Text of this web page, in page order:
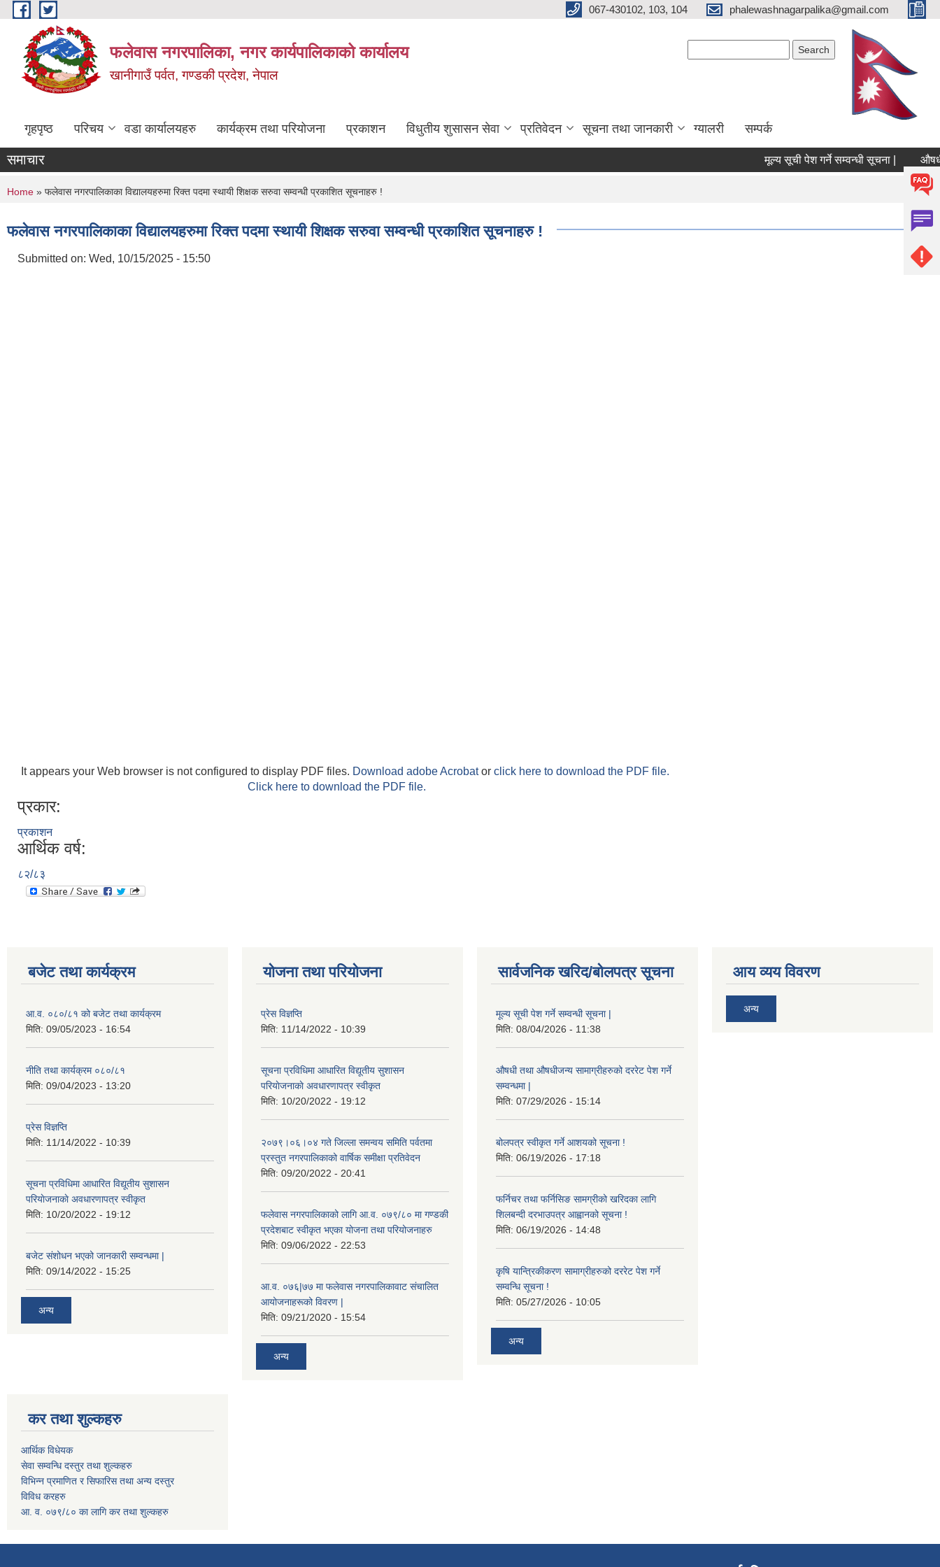
Skip to main content 067-430102, 103, 104 phalewashnagarpalika@gmail.com
फलेवास नगरपालिका, नगर कार्यपालिकाको कार्यालय
खानीगाउँ पर्वत, गण्डकी प्रदेश, नेपाल
गृहपृष्ठ परिचय वडा कार्यालयहरु कार्यक्रम तथा परियोजना प्रकाशन विधुतीय शुसासन सेवा प्रतिवेदन सूचना तथा जानकारी ग्यालरी सम्पर्क
समाचार मूल्य सूची पेश गर्ने सम्वन्धी सूचना | औषधी
You are here
Home » फलेवास नगरपालिकाका विद्यालयहरुमा रिक्त पदमा स्थायी शिक्षक सरुवा सम्वन्धी प्रकाशित सूचनाहरु !
फलेवास नगरपालिकाका विद्यालयहरुमा रिक्त पदमा स्थायी शिक्षक सरुवा सम्वन्धी प्रकाशित सूचनाहरु !
Submitted on: Wed, 10/15/2025 - 15:50
It appears your Web browser is not configured to display PDF files. Download adobe Acrobator click here to download the PDF file.
Click here to download the PDF file.
प्रकार:
प्रकाशन
आर्थिक वर्ष:
८२/८३
बजेट तथा कार्यक्रम
आ.व. ०८०/८१ को बजेट तथा कार्यक्रम
मिति: 09/05/2023 - 16:54
नीति तथा कार्यक्रम ०८०/८१
मिति: 09/04/2023 - 13:20
प्रेस विज्ञप्ति
मिति: 11/14/2022 - 10:39
सूचना प्रविधिमा आधारित विद्यूतीय सुशासन
परियाेजनाकाे अवधारणापत्र स्वीकृत
मिति: 10/20/2022 - 19:12
बजेट संशोधन भएको जानकारी सम्वन्धमा |
मिति: 09/14/2022 - 15:25
अन्य
योजना तथा परियोजना
प्रेस विज्ञप्ति
मिति: 11/14/2022 - 10:39
सूचना प्रविधिमा आधारित विद्यूतीय सुशासन
परियाेजनाकाे अवधारणापत्र स्वीकृत
मिति: 10/20/2022 - 19:12
२०७९।०६।०४ गते जिल्ला समन्वय समिति पर्वतमा
प्रस्तुत नगरपालिकाको वार्षिक समीक्षा प्रतिवेदन
मिति: 09/20/2022 - 20:41
फलेवास नगरपालिकाको लागि आ.व. ०७९/८० मा गण्डकी
प्रदेशबाट स्वीकृत भएका योजना तथा परियोजनाहरु
मिति: 09/06/2022 - 22:53
आ.व. ०७६|७७ मा फलेवास नगरपालिकावाट संचालित
आयोजनाहरूको विवरण |
मिति: 09/21/2020 - 15:54
अन्य
सार्वजनिक खरिद/बोलपत्र सूचना
मूल्य सूची पेश गर्ने सम्वन्धी सूचना |
मिति: 08/04/2026 - 11:38
औषधी तथा औषधीजन्य सामाग्रीहरुको दररेट पेश गर्ने
सम्वन्धमा |
मिति: 07/29/2026 - 15:14
बोलपत्र स्वीकृत गर्ने आशयको सूचना !
मिति: 06/19/2026 - 17:18
फर्निचर तथा फर्निसिङ सामग्रीको खरिदका लागि
शिलबन्दी दरभाउपत्र आह्वानको सूचना !
मिति: 06/19/2026 - 14:48
कृषि यान्त्रिकीकरण सामाग्रीहरुको दररेट पेश गर्ने
सम्वन्धि सूचना !
मिति: 05/27/2026 - 10:05
अन्य
आय व्यय विवरण
अन्य
कर तथा शुल्कहरु
आर्थिक विधेयक
सेवा सम्वन्धि दस्तुर तथा शुल्कहरु
विभिन्न प्रमाणित र सिफारिस तथा अन्य दस्तुर
विविध करहरु
आ. व. ०७९/८० का लागि कर तथा शुल्कहरु